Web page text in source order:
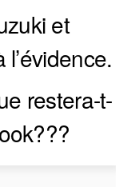
et
restera-t-